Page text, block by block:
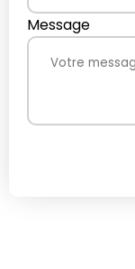
Message